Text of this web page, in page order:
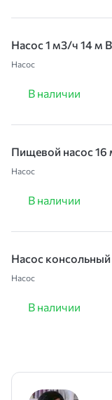
Насос 1 м3/ч 14 м
Насос
В наличии
Пищевой насос
Насос
В наличии
Насос
Насос
В наличии